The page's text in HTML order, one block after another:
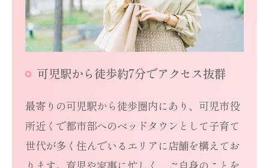
可児駅から徒歩約7分でアクセス抜群
最寄りの可児駅から徒歩圏内にあり、可児市役
所近くで都市部へのベッドタウンとして子育て
世代が多く住んでいるエリアに店舗を構えてお